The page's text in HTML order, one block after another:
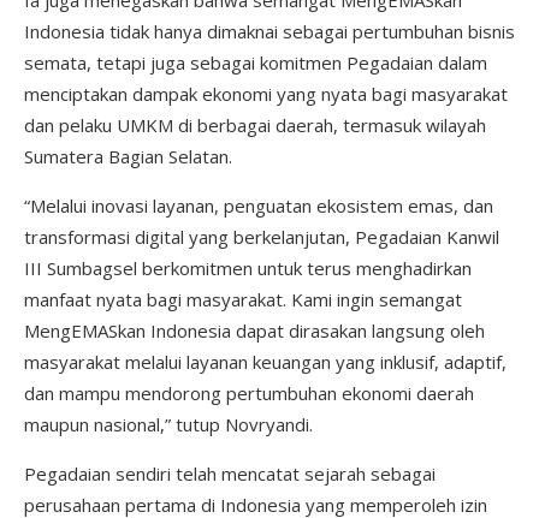
Indonesia tidak hanya dimaknai sebagai pertumbuhan bisnis
semata, tetapi juga sebagai komitmen Pegadaian dalam
menciptakan dampak ekonomi yang nyata bagi masyarakat
dan pelaku UMKM di berbagai daerah, termasuk wilayah
Sumatera Bagian Selatan.
“Melalui inovasi layanan, penguatan ekosistem emas, dan
transformasi digital yang berkelanjutan, Pegadaian Kanwil
III Sumbagsel berkomitmen untuk terus menghadirkan
manfaat nyata bagi masyarakat. Kami ingin semangat
MengEMASkan Indonesia dapat dirasakan langsung oleh
masyarakat melalui layanan keuangan yang inklusif, adaptif,
dan mampu mendorong pertumbuhan ekonomi daerah
maupun nasional,” tutup Novryandi.
Pegadaian sendiri telah mencatat sejarah sebagai
perusahaan pertama di Indonesia yang memperoleh izin